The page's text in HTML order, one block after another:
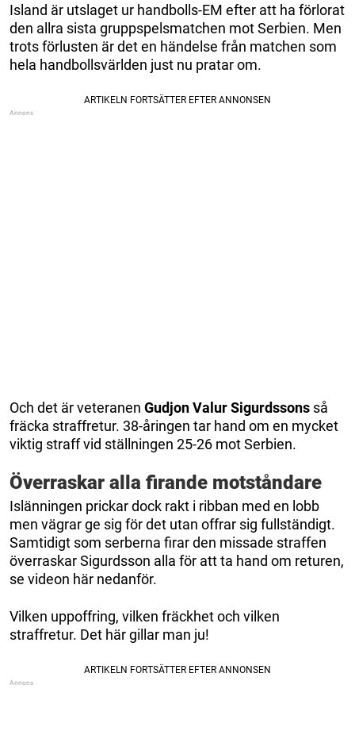
Island är utslaget ur handbolls-EM efter att ha förlorat
den allra sista gruppspelsmatchen mot Serbien. Men
trots förlusten är det en händelse från matchen som
hela handbollsvärlden just nu pratar om.
Och det är veteranen Gudjon Valur Sigurdssons så
fräcka straffretur. 38-åringen tar hand om en mycket
viktig straff vid ställningen 25-26 mot Serbien.
Överraskar alla firande motståndare
Islänningen prickar dock rakt i ribban med en lobb
men vägrar ge sig för det utan offrar sig fullständigt.
Samtidigt som serberna firar den missade straffen
överraskar Sigurdsson alla för att ta hand om returen,
se videon här nedanför.
Vilken uppoffring, vilken fräckhet och vilken
straffretur. Det här gillar man ju!